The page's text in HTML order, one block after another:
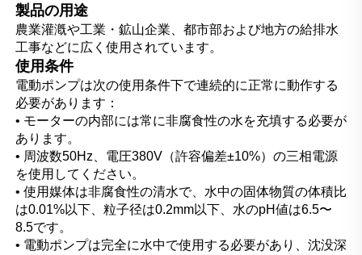
製品の用途
農業灌漑や工業・鉱山企業、都市部および地方の給排水
工事などに広く使用されています。
使用条件
電動ポンプは次の使用条件下で連続的に正常に動作する
必要があります：
• モーターの内部には常に非腐食性の水を充填する必要が
あります。
• 周波数50Hz、電圧380V（許容偏差±10%）の三相電源
を使用してください。
• 使用媒体は非腐食性の清水で、水中の固体物質の体積比
は0.01%以下、粒子径は0.2mm以下、水のpH値は6.5〜
8.5です。
• 電動ポンプは完全に水中で使用する必要があり、沈没深